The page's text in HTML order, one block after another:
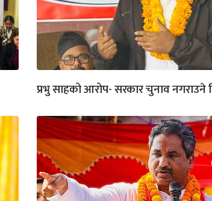
प्रभु साहको आरोप- सरकार चुनाव नगराउने